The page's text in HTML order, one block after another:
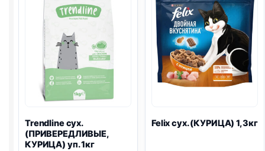
Trendline сух.
(ПРИВЕРЕДЛИВЫЕ,
КУРИЦА) уп. 1кг
Felixсух. (КУРИЦА) 1,3кг